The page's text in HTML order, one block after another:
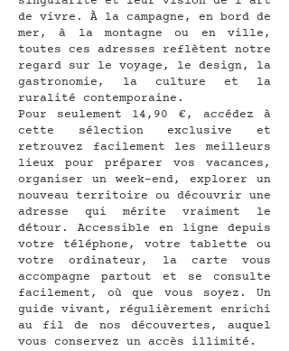
de vivre.
À la campagne, en bord de
mer, à la montagne ou en ville,
toutes ces adresses reflètent notre
regard sur le voyage, le design, la
gastronomie, la culture et la
ruralité contemporaine.
Pour seulement 14,90 €, accédez à
cette sélection exclusive et
retrouvez facilement les meilleurs
lieux pour préparer vos vacances,
organiser un week-end, explorer un
nouveau territoire ou découvrir une
adresse qui mérite vraiment le
détour.
Accessible en ligne depuis
votre téléphone, votre tablette ou
votre ordinateur, la carte vous
accompagne partout et se consulte
facilement, où que vous soyez.
Un
guide vivant, régulièrement enrichi
au fil de nos découvertes, auquel
vous conservez un accès illimité.